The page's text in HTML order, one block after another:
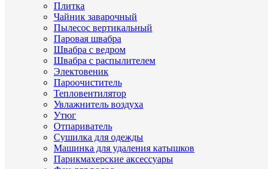
Плитка
Чайник заварочный
Пылесос вертикальный
Паровая швабра
Швабра с ведром
Швабра с распылителем
Электовеник
Пароочиститель
Тепловентилятор
Увлажнитель воздуха
Утюг
Отпариватель
Сушилка для одежды
Машинка для удаления катышков
Парикмахерские аксессуары